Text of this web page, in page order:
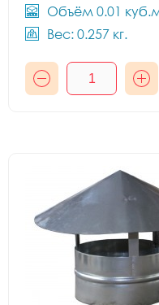
Объём 0.01
Вес: 0.257 кг.